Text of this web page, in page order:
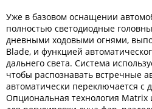
Уже в базовом оснащении
полностью светодиодные
дневными ходовыми огнями,
Blade, и функцией
дальнего света. Система
чтобы распознавать встречные
автоматически переключается с
Опциональная технология Matrix